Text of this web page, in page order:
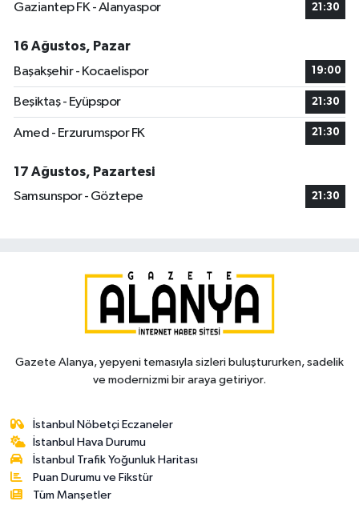
Gaziantep FK - Alanyaspor 21:30
16 Ağustos, Pazar
Başakşehir - Kocaelispor
19:00
Beşiktaş - Eyüpspor 21:30
Amed - Erzurumspor FK 21:30
17 Ağustos, Pazartesi
Samsunspor - Göztepe
21:30
Gazete Alanya, yepyeni temasıyla sizleri buluştururken, sadelik
ve modernizmi bir araya getiriyor.
İstanbul Nöbetçi Eczaneler
İstanbul Hava Durumu
İstanbul Trafik Yoğunluk Haritası
Puan Durumu ve Fikstür
Tüm Manşetler